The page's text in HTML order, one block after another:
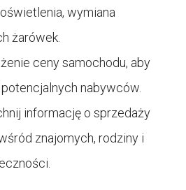
wymiana
żarówek.
ceny samochodu, aby
nabywców.
informację o sprzedaży
znajomych, rodziny i